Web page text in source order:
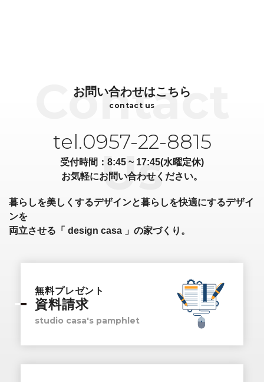
お問い合わせはこちら
contact us
tel.0957-22-8815
受付時間：8:45 ~ 17:45(水曜定休)
お気軽にお問い合わせください。
暮らしを美しくするデザインと暮らしを快適にするデザイ
ンを
両立させる「 design casa 」の家づくり。
無料プレゼント
資料請求
studio casa's pamphlet